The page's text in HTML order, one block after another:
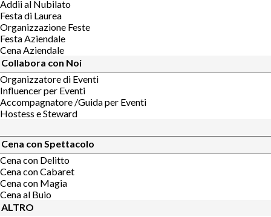
Addii al Nubilato
Festa di Laurea
Organizzazione Feste
Festa Aziendale
Cena Aziendale
Collabora con Noi
Organizzatore di Eventi
Influencer per Eventi
Accompagnatore /Guida per Eventi
Hostess e Steward
Cena con Spettacolo
Cena con Delitto
Cena con Cabaret
Cena con Magia
Cena al Buio
ALTRO